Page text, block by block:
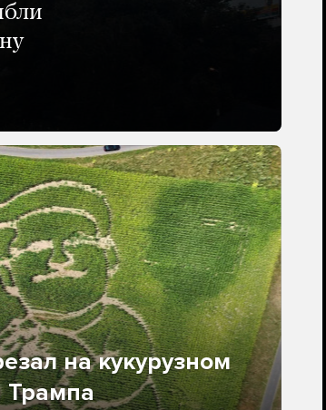
на кукурузном
Трампа